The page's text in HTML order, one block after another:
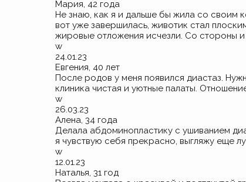
Мария, 42 года
Не знаю, как я и дальше бы жила со своим
вот уже завершилась, животик стал
жировые отложения исчезли. Со стороны
w
24.01.23
Евгения, 40 лет
После родов у меня появился диастаз.
клиника чистая и уютные палаты.
w
26.03.23
Алена, 34 года
Делала абдоминопластику с ушиванием
я чувствую себя прекрасно, выгляжу еще
w
12.01.23
Наталья, 31 год